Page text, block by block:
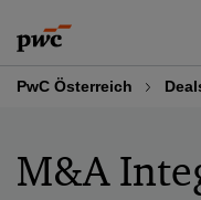
to
content
to
footer
PwC Österreich
M&A